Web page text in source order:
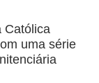
Católica
uma série